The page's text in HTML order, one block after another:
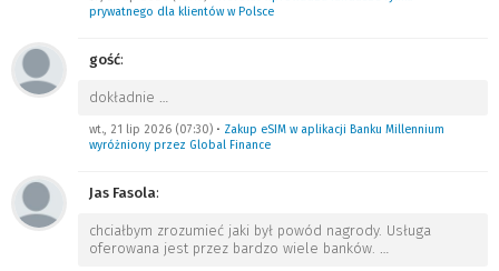
prywatnego dla klientów w Polsce
gość:
dokładnie …
wt., 21 lip 2026 (07:30) • Zakup eSIM w aplikacji Banku Millennium
wyróżniony przez Global Finance
Jas Fasola:
chciałbym zrozumieć jaki był powód nagrody. Usługa
oferowana jest przez bardzo wiele banków. …